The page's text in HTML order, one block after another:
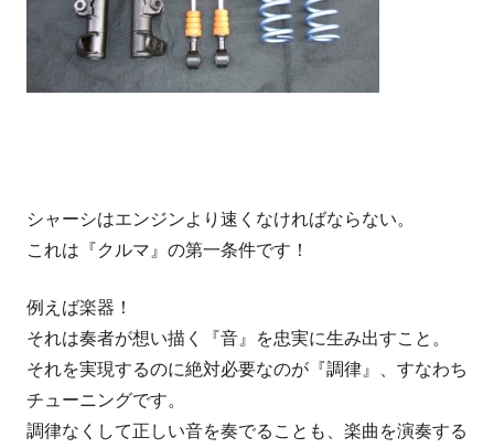
シャーシはエンジンより速くなければならない。
これは『クルマ』の第一条件です！
例えば楽器！
それは奏者が想い描く『音』を忠実に生み出すこと。
それを実現するのに絶対必要なのが『調律』、すなわち
チューニングです。
調律なくして正しい音を奏でることも、楽曲を演奏する